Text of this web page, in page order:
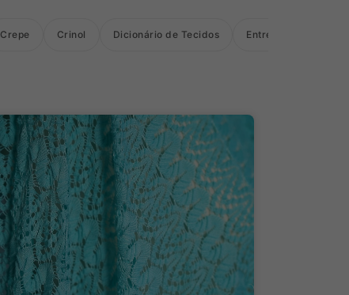
Crepe Crinol Dicionário de Tecidos Entretelas